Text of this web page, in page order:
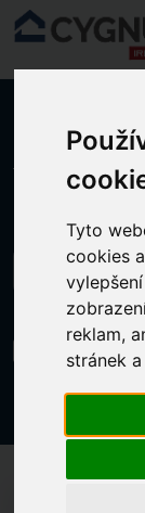
Tyto
cookies
reklam,
stránek
Přeskočit na
Video
Změněno